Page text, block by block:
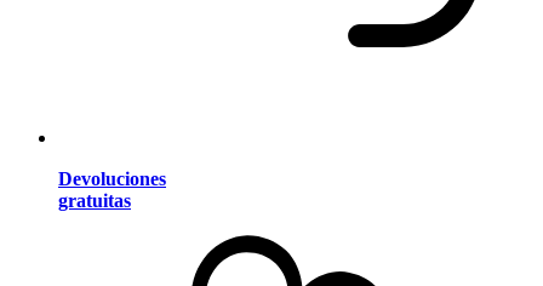
Devoluciones
gratuitas